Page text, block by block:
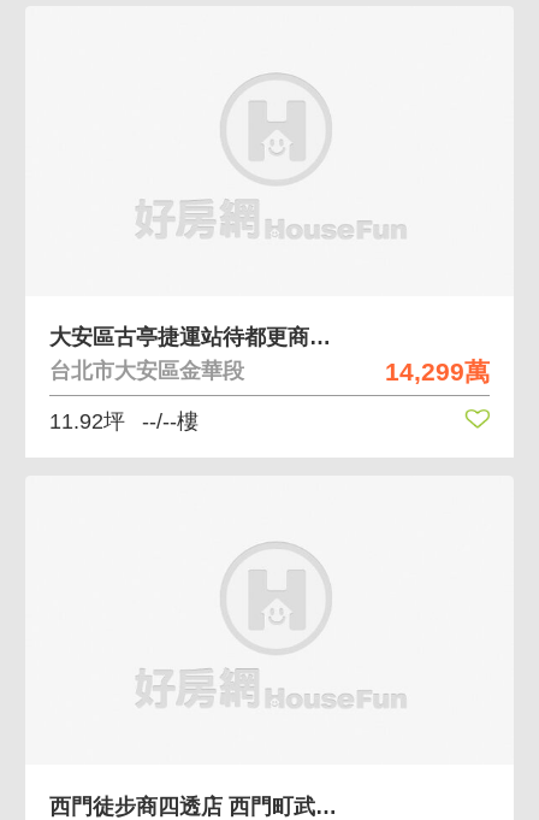
14,299萬
大安區古亭捷運站待都更商業用地
台北市大安區金華段
11.92坪 --/--樓
西門徒步商四透店 西門町武昌街徒步區黑土商四透天